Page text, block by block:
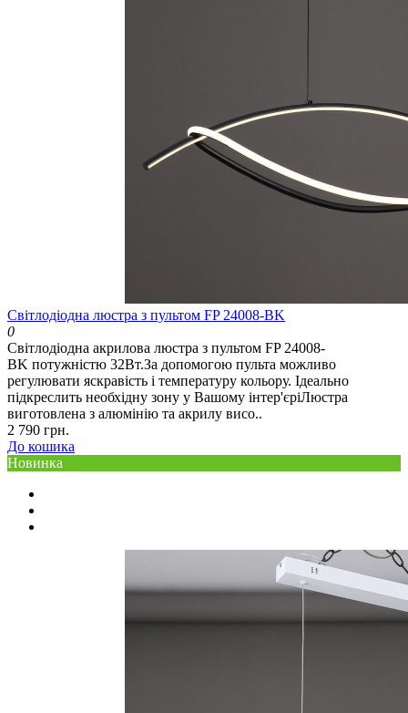
Світлодіодна люстра з пультом FP 24008-BK
0
Світлодіодна акрилова люстра з пультом FP 24008-
BK потужністю 32Вт.За допомогою пульта можливо
регулювати яскравість і температуру кольору. Ідеально
підкреслить необхідну зону у Вашому інтер'єріЛюстра
виготовлена ​​з алюмінію та акрилу висо..
2 790 грн.
До кошика
Новинка